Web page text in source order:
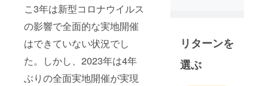
こ3年は新型コロナウイルス
の影響で全面的な実地開催
はできていない状況でし
た。しかし、2023年は4年
ぶりの全面実地開催が実現
リターンを
選ぶ